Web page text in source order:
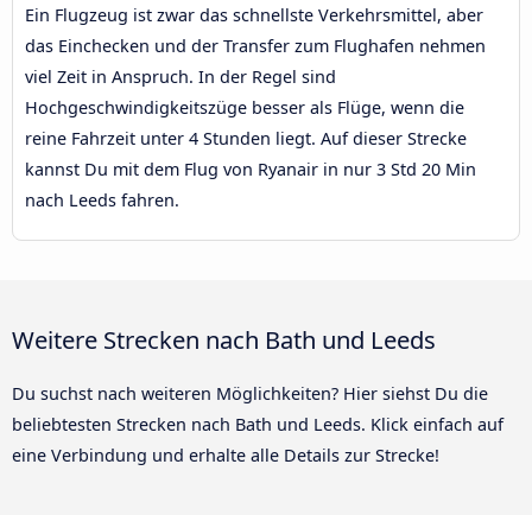
Ein Flugzeug ist zwar das schnellste Verkehrsmittel, aber
das Einchecken und der Transfer zum Flughafen nehmen
viel Zeit in Anspruch. In der Regel sind
Hochgeschwindigkeitszüge besser als Flüge, wenn die
reine Fahrzeit unter 4 Stunden liegt. Auf dieser Strecke
kannst Du mit dem Flug von Ryanair in nur 3 Std 20 Min
nach Leeds fahren.
Weitere Strecken nach Bath und Leeds
Du suchst nach weiteren Möglichkeiten? Hier siehst Du die
beliebtesten Strecken nach Bath und Leeds. Klick einfach auf
eine Verbindung und erhalte alle Details zur Strecke!